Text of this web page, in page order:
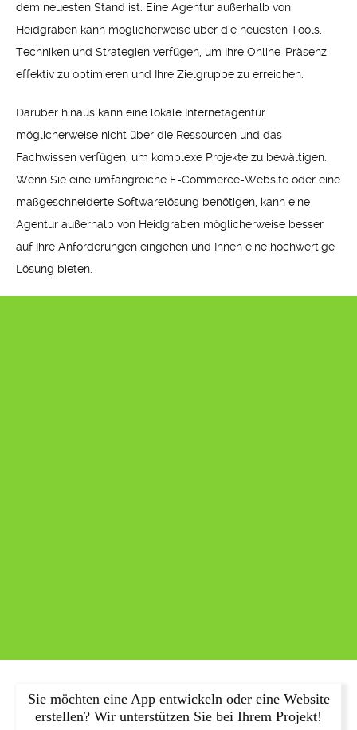
dem neuesten Stand ist. Eine Agentur außerhalb von
Heidgraben kann möglicherweise über die neuesten Tools,
Techniken und Strategien verfügen, um Ihre Online-Präsenz
effektiv zu optimieren und Ihre Zielgruppe zu erreichen.
Darüber hinaus kann eine lokale Internetagentur
möglicherweise nicht über die Ressourcen und das
Fachwissen verfügen, um komplexe Projekte zu bewältigen.
Wenn Sie eine umfangreiche E-Commerce-Website oder eine
maßgeschneiderte Softwarelösung benötigen, kann eine
Agentur außerhalb von Heidgraben möglicherweise besser
auf Ihre Anforderungen eingehen und Ihnen eine hochwertige
Lösung bieten.
Sie möchten eine App entwickeln oder eine Website
erstellen? Wir unterstützen Sie bei Ihrem Projekt!